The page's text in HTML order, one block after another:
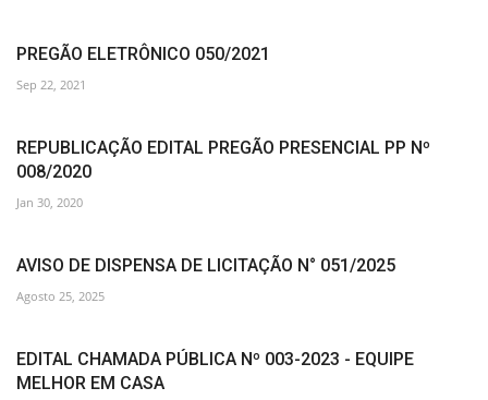
PREGÃO ELETRÔNICO 050/2021
Sep 22, 2021
REPUBLICAÇÃO EDITAL PREGÃO PRESENCIAL PP Nº
008/2020
Jan 30, 2020
AVISO DE DISPENSA DE LICITAÇÃO N° 051/2025
Agosto 25, 2025
EDITAL CHAMADA PÚBLICA Nº 003-2023 - EQUIPE
MELHOR EM CASA